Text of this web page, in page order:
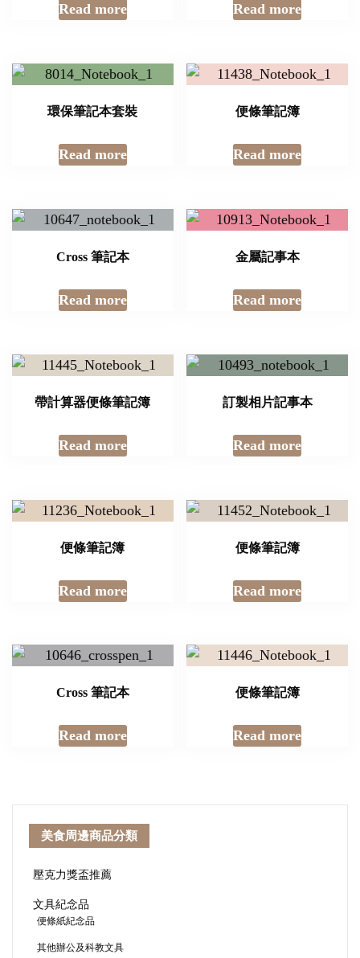
Read more Read more
環保筆記本套裝
Read more
便條筆記簿
Read more
Cross 筆記本
Read more
金屬記事本
Read more
帶計算器便條筆記簿
Read more
訂製相片記事本
Read more
便條筆記簿
Read more
便條筆記簿
Read more
Cross 筆記本
Read more
便條筆記簿
Read more
美食周邊商品分類
壓克力獎盃推薦
文具紀念品
便條紙紀念品
其他辦公及科教文具